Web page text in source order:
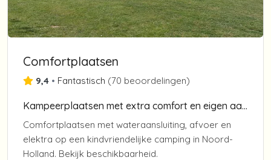
Comfortplaatsen
9,4 • Fantastisch (70 beoordelingen)
Kampeerplaatsen met extra comfort en eigen aansluitingen
Comfortplaatsen met wateraansluiting, afvoer en
elektra op een kindvriendelijke camping in Noord-
Holland. Bekijk beschikbaarheid.